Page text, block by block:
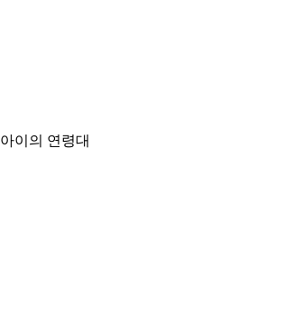
아이의 연령대